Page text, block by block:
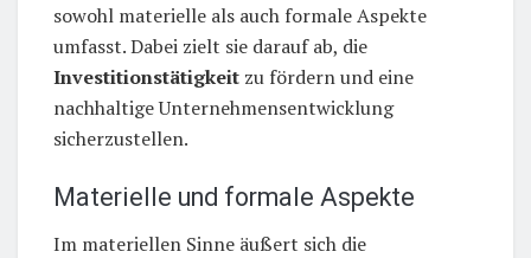
sowohl materielle als auch formale Aspekte
umfasst. Dabei zielt sie darauf ab, die
Investitionstätigkeit zu fördern und eine
nachhaltige Unternehmensentwicklung
sicherzustellen.
Materielle und formale Aspekte
Im materiellen Sinne äußert sich die